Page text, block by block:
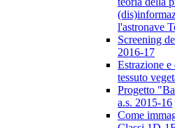
l'astronave
Screening
2016-17
Estrazione
tessuto
Progetto
a.s. 2015-16
Come